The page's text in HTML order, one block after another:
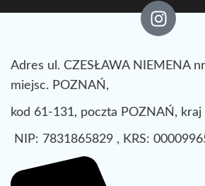
Adres ul. CZESŁAWA NIEMENA
miejsc. POZNAŃ,
kod 61-131, poczta POZNAŃ, kraj
NIP: 7831865829 , KRS: